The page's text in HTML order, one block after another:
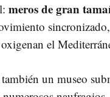
meros de gran
sincronizado,
el
también un museo